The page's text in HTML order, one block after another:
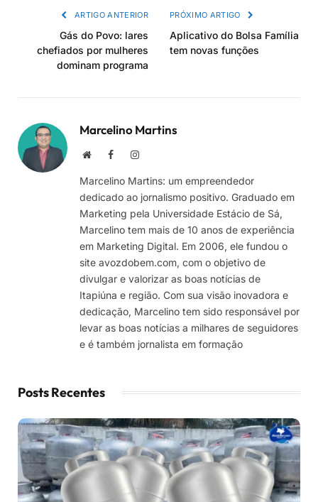
ARTIGO ANTERIOR
Gás do Povo: lares
chefiados por mulheres
dominam programa
PRÓXIMO ARTIGO
Aplicativo do Bolsa Família
tem novas funções
Marcelino Martins
Site FacebookInstagram
Marcelino Martins: um empreendedor
dedicado ao jornalismo positivo. Graduado em
Marketing pela Universidade Estácio de Sá,
Marcelino tem mais de 10 anos de experiência
em Marketing Digital. Em 2006, ele fundou o
site avozdobem.com, com o objetivo de
divulgar e valorizar as boas notícias de
Itapiúna e região. Com sua visão inovadora e
dedicação, Marcelino tem sido responsável por
levar as boas notícias a milhares de seguidores
e é também jornalista em formação
Posts Recentes